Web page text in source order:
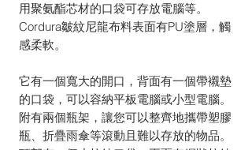
用聚氨酯芯材的口袋可存放電腦等。
Cordura皺紋尼龍布料表面有PU塗層，觸
感柔軟。
它有一個寬大的開口，背面有一個帶襯墊
的口袋，可以容納平板電腦或小型電腦。
附有兩個瓶架，讓您可以整齊地攜帶塑膠
瓶、折疊雨傘等滾動且難以存放的物品。